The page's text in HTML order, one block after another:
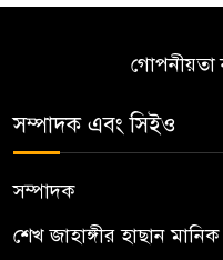
গোপনীয়তা
সম্পাদক এবং সিইও
সম্পাদক
শেখ জাহাঙ্গীর হাছান মানিক